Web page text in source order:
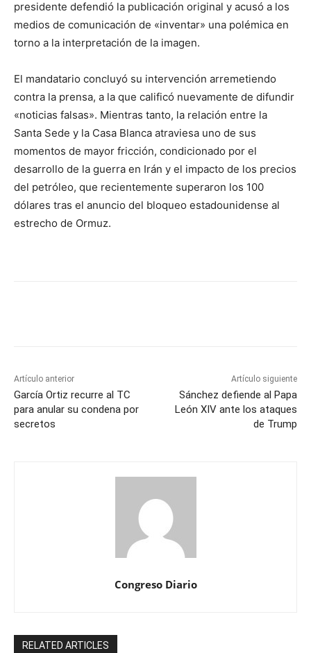
presidente defendió la publicación original y acusó a los
medios de comunicación de «inventar» una polémica en
torno a la interpretación de la imagen.
El mandatario concluyó su intervención arremetiendo
contra la prensa, a la que calificó nuevamente de difundir
«noticias falsas». Mientras tanto, la relación entre la
Santa Sede y la Casa Blanca atraviesa uno de sus
momentos de mayor fricción, condicionado por el
desarrollo de la guerra en Irán y el impacto de los precios
del petróleo, que recientemente superaron los 100
dólares tras el anuncio del bloqueo estadounidense al
estrecho de Ormuz.
Artículo anterior
García Ortiz recurre al TC
para anular su condena por
secretos
Artículo siguiente
Sánchez defiende al Papa
León XIV ante los ataques
de Trump
Congreso Diario
RELATED ARTICLES